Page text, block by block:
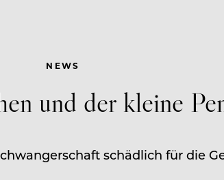
NEWS
und der kleine
schädlich für die